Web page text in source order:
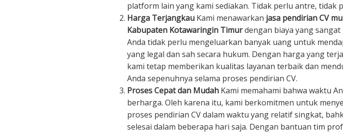
platform lain yang kami sediakan. Tidak perlu antre, tidak
Harga Terjangkau Kami menawarkan jasa pendirian CV
Kabupaten Kotawaringin Timurdengan biaya yang
Anda tidak perlu mengeluarkan banyak uang untuk
yang legal dan sah secara hukum. Dengan harga yang
kami tetap memberikan kualitas layanan terbaik dan
Anda sepenuhnya selama proses pendirian CV.
Proses Cepat dan Mudah Kami memahami bahwa waktu
berharga. Oleh karena itu, kami berkomitmen untuk
proses pendirian CV dalam waktu yang relatif singkat,
selesai dalam beberapa hari saja. Dengan bantuan tim